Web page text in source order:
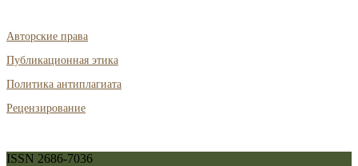
Авторские права
Публикационная этика
Политика антиплагиата
Рецензирование
ISSN 2686-7036